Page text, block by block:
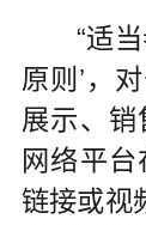
“适当
原则’，
展示、销
网络平
链接或视